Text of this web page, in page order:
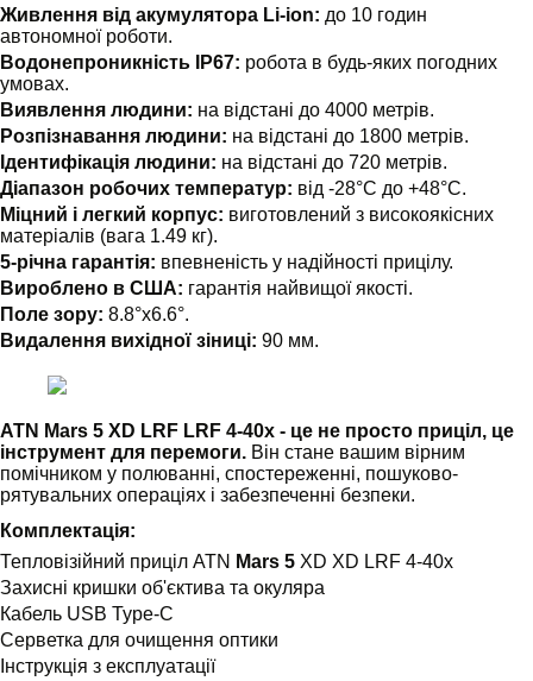
Живлення від акумулятора Li-ion: до 10 годин
автономної роботи.
Водонепроникність IP67: робота в будь-яких погодних
умовах.
Виявлення людини: на відстані до 4000 метрів.
Розпізнавання людини: на відстані до 1800 метрів.
Ідентифікація людини: на відстані до 720 метрів.
Діапазон робочих температур: від -28°C до +48°C.
Міцний і легкий корпус: виготовлений з високоякісних
матеріалів (вага 1.49 кг).
5-річна гарантія: впевненість у надійності прицілу.
Вироблено в США: гарантія найвищої якості.
Поле зору: 8.8°x6.6°.
Видалення вихідної зіниці: 90 мм.
ATN Mars 5 XD LRF LRF 4-40x - це не просто приціл, це
інструмент для перемоги. Він стане вашим вірним
помічником у полюванні, спостереженні, пошуково-
рятувальних операціях і забезпеченні безпеки.
Комплектація:
Тепловізійний приціл ATN Mars 5 XD XD LRF 4-40x
Захисні кришки об'єктива та окуляра
Кабель USB Type-C
Серветка для очищення оптики
Інструкція з експлуатації